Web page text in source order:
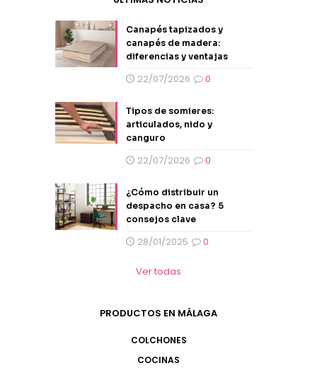
Canapés tapizados y
canapés de madera:
diferencias y ventajas
22/07/2026 0
Tipos de somieres:
articulados, nido y
canguro
22/07/2026 0
¿Cómo distribuir un
despacho en casa? 5
consejos clave
28/01/2025 0
Ver todas
PRODUCTOS EN MÁLAGA
COLCHONES
COCINAS